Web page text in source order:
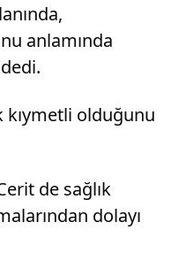
anlamında
olduğunu
de sağlık
dolayı